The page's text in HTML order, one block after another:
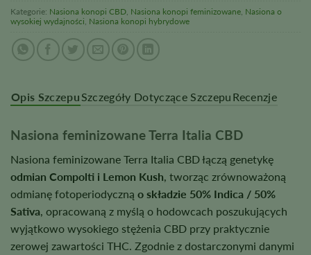
Kategorie: Nasiona konopi CBD, Nasiona konopi feminizowane, Nasiona o
wysokiej wydajności, Nasiona konopi hybrydowe
Opis SzczepuSzczegóły Dotyczące Szczepu Recenzje
Nasiona feminizowane Terra Italia CBD
Nasiona feminizowane Terra Italia CBD łączą genetykę
odmian Compolti i Lemon Kush, tworząc zrównoważoną
odmianę fotoperiodyczną o składzie 50% Indica / 50%
Sativa, opracowaną z myślą o hodowcach poszukujących
wyjątkowo wysokiego stężenia CBD przy praktycznie
zerowej zawartości THC. Zgodnie z dostarczonymi danymi